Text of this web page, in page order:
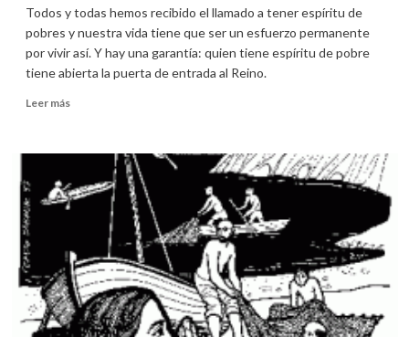
Todos y todas hemos recibido el llamado a tener espíritu de
pobres y nuestra vida tiene que ser un esfuerzo permanente
por vivir así. Y hay una garantía: quien tiene espíritu de pobre
tiene abierta la puerta de entrada al Reino.
Leer másLeer
Homilía
4º
domingo
ordinario